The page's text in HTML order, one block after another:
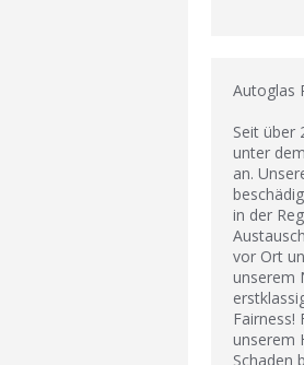
Autoglas
Seit über
unter
an.
in der
vor Ort
unserem
Fairness!
unserem
Schaden